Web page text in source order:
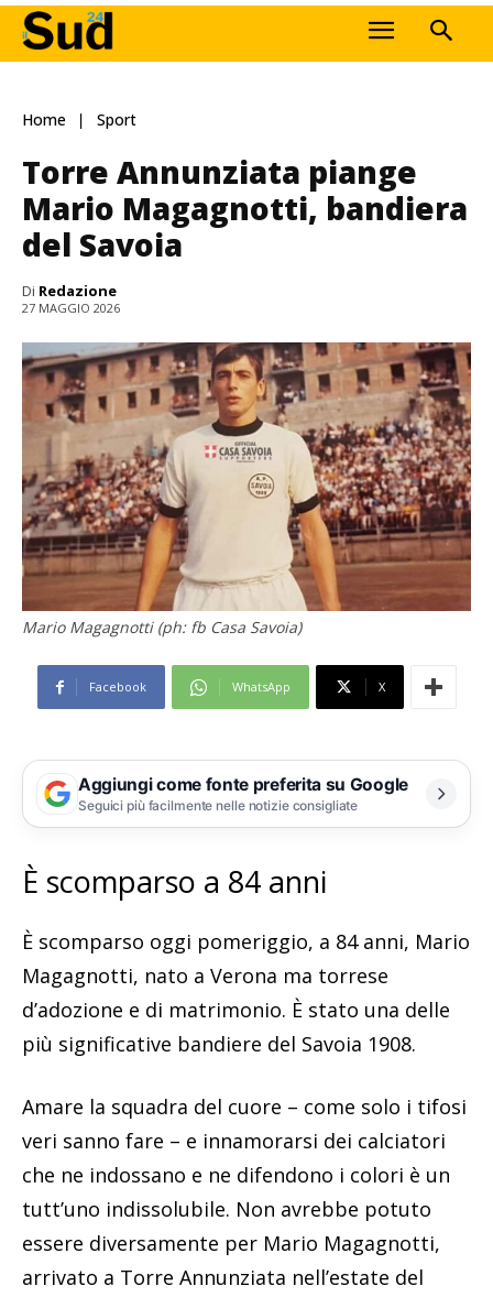
Home Sport
Torre Annunziata piange
Mario Magagnotti, bandiera
del Savoia
Di Redazione
27 MAGGIO 2026
Mario Magagnotti (ph: fb Casa Savoia)
Facebook WhatsApp X
Aggiungi come fonte preferita su Google
Seguici più facilmente nelle notizie consigliate
È scomparso a 84 anni
È scomparso oggi pomeriggio, a 84 anni, Mario
Magagnotti, nato a Verona ma torrese
d’adozione e di matrimonio. È stato una delle
più significative bandiere del Savoia 1908.
Amare la squadra del cuore – come solo i tifosi
veri sanno fare – e innamorarsi dei calciatori
che ne indossano e ne difendono i colori è un
tutt’uno indissolubile. Non avrebbe potuto
essere diversamente per Mario Magagnotti,
arrivato a Torre Annunziata nell’estate del